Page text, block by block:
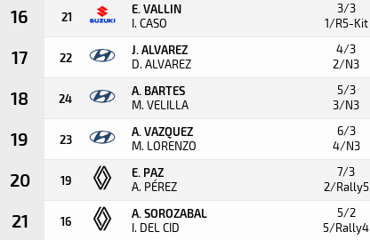
16 21
E. VALLIN
I. CASO
3/3
1/R5-Kit
17 22
J. ALVAREZ
D. ALVAREZ
4/3
2/N3
18 24
A. BARTES
M. VELILLA
5/3
3/N3
19 23
A. VAZQUEZ
M. LORENZO
6/3
4/N3
20 19
E. PAZ
A. PÉREZ
7/3
2/Rally5
21 16
A. SOROZABAL
I. DEL CID
5/2
5/Rally4